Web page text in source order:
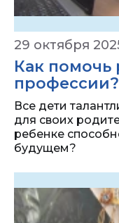
29 октября
Как помочь
профессии?
Все дети
для своих
ребенке
будущем?